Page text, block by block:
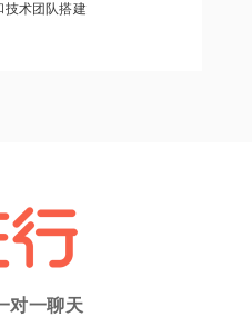
技术团队搭建
对一聊天